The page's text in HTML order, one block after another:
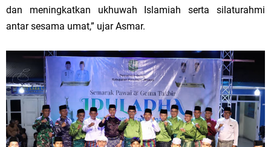
dan meningkatkan ukhuwah Islamiah serta silaturahmi
antar sesama umat,” ujar Asmar.